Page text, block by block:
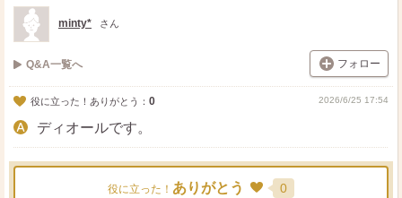
minty* さん
Q&A一覧へ フォロー
役に立った！ありがとう： 0 2026/6/25 17:54
ディオールです。
役に立った！ ありがとう 0